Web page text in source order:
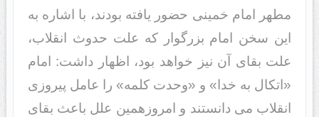
مطهر امام خمینی حضور یافته بودند، با اشاره به
این سخن امام بزرگوار که علت حدوث انقلاب،
علت بقای آن نیز خواهد بود، اظهار داشت: امام
«اتکال به خدا» و «وحدت کلمه» را عامل پیروزی
انقلاب می دانستند و امروزهمین علل باعث بقای